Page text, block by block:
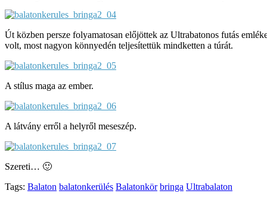
Út közben persze folyamatosan előjöttek az Ultrabatonos futás
volt, most nagyon könnyedén teljesítettük mindketten a túrát.
A stílus maga az ember.
A látvány erről a helyről meseszép.
Szereti… 🙂
Tags: Balaton balatonkerülés Balatonkör bringa Ultrabalaton